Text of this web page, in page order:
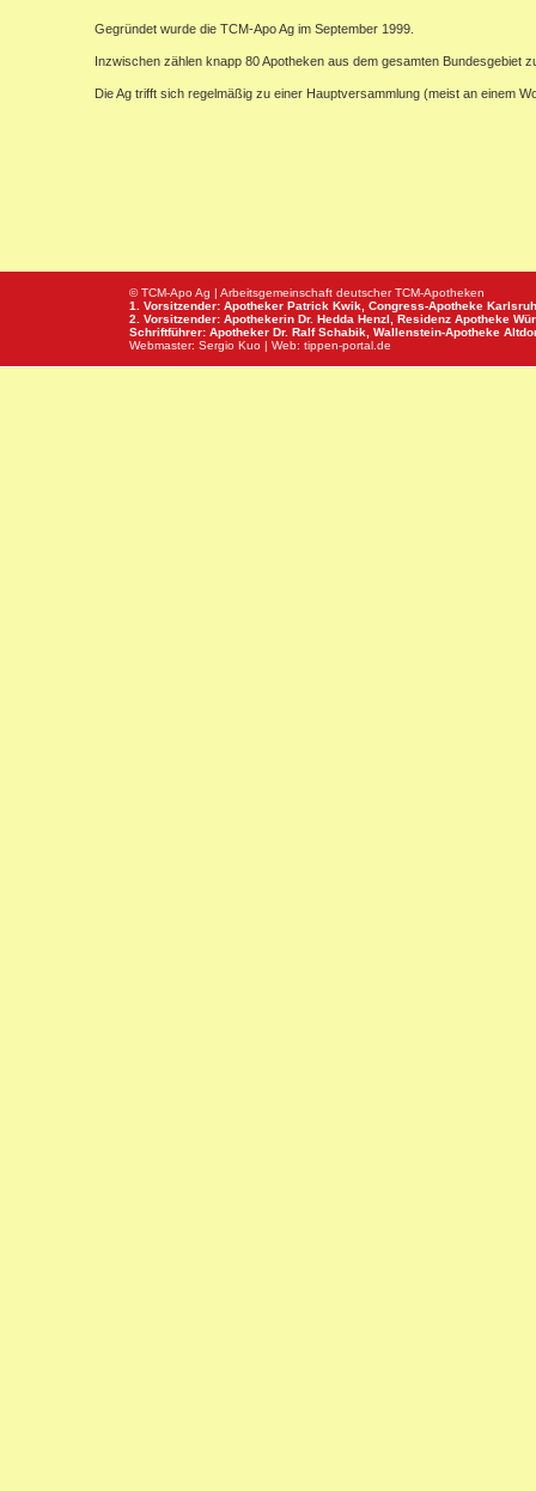
Gegründet wurde die TCM-Apo Ag im September 1999.
Inzwischen zählen knapp 80 Apotheken aus dem gesamten Bundesgebiet
Die Ag trifft sich regelmäßig zu einer Hauptversammlung (meist an einem
© TCM-Apo Ag | Arbeitsgemeinschaft deutscher TCM-Apotheken
1. Vorsitzender: Apotheker Patrick Kwik, Congress-Apotheke
2. Vorsitzender: Apothekerin Dr. Hedda Henzl, Residenz Apotheke
Schriftführer: Apotheker Dr. Ralf Schabik, Wallenstein-Apotheke
Webmaster: Sergio Kuo | Web: tippen-portal.de